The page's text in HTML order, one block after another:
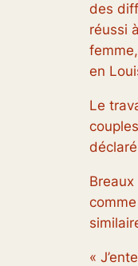
des
réussi
en
Le
«